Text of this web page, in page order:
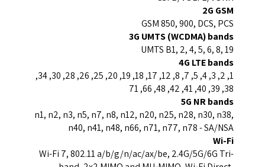
2G GSM
GSM 850, 900, DCS, PCS
3G UMTS (WCDMA) bands
UMTS B1, 2, 4, 5, 6, 8, 19
4G LTE bands
1, 2, 3, 4, 5, 7, 8, 12, 17, 18, 19, 20, 25, 26, 28, 30, 34,
38, 39, 40, 41, 42, 48, 66, 71
5G NR bands
n1, n2, n3, n5, n7, n8, n12, n20, n25, n28, n30, n38,
n40, n41, n48, n66, n71, n77, n78 - SA/NSA
Wi-Fi
Wi-Fi 7, 802.11 a/b/g/n/ac/ax/be, 2.4G/5G/6G Tri-